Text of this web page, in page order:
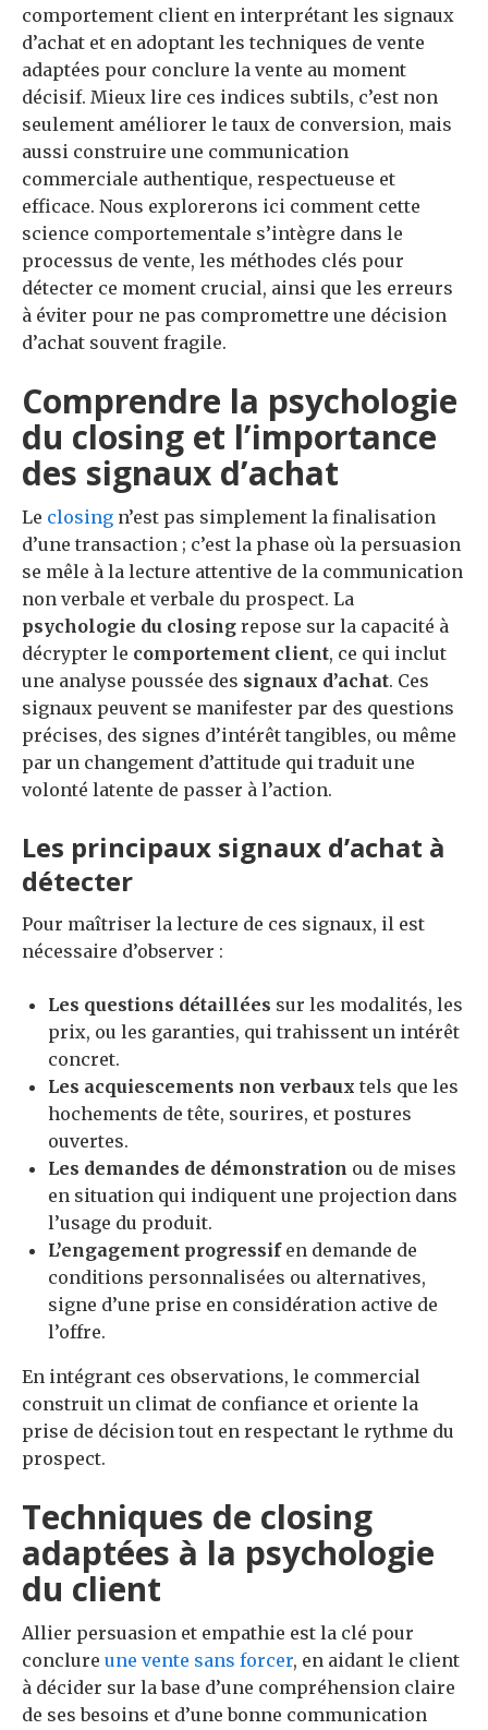
comportement client en interprétant les signaux
d’achat et en adoptant les techniques de vente
adaptées pour conclure la vente au moment
décisif. Mieux lire ces indices subtils, c’est non
seulement améliorer le taux de conversion, mais
aussi construire une communication
commerciale authentique, respectueuse et
efficace. Nous explorerons ici comment cette
science comportementale s’intègre dans le
processus de vente, les méthodes clés pour
détecter ce moment crucial, ainsi que les erreurs
à éviter pour ne pas compromettre une décision
d’achat souvent fragile.
Comprendre la psychologie
du closing et l’importance
des signaux d’achat
Le closing n’est pas simplement la finalisation
d’une transaction ; c’est la phase où la persuasion
se mêle à la lecture attentive de la communication
non verbale et verbale du prospect. La
psychologie du closing repose sur la capacité à
décrypter le comportement client, ce qui inclut
une analyse poussée des signaux d’achat. Ces
signaux peuvent se manifester par des questions
précises, des signes d’intérêt tangibles, ou même
par un changement d’attitude qui traduit une
volonté latente de passer à l’action.
Les principaux signaux d’achat à
détecter
Pour maîtriser la lecture de ces signaux, il est
nécessaire d’observer :
Les questions détaillées sur les modalités, les
prix, ou les garanties, qui trahissent un intérêt
concret.
Les acquiescements non verbaux tels que les
hochements de tête, sourires, et postures
ouvertes.
Les demandes de démonstration ou de mises
en situation qui indiquent une projection dans
l’usage du produit.
L’engagement progressifen demande de
conditions personnalisées ou alternatives,
signe d’une prise en considération active de
l’offre.
En intégrant ces observations, le commercial
construit un climat de confiance et oriente la
prise de décision tout en respectant le rythme du
prospect.
Techniques de closing
adaptées à la psychologie
du client
Allier persuasion et empathie est la clé pour
conclure une vente sans forcer, en aidant le client
à décider sur la base d’une compréhension claire
de ses besoins et d’une bonne communication